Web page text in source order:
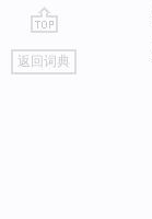
go
top
返回词典